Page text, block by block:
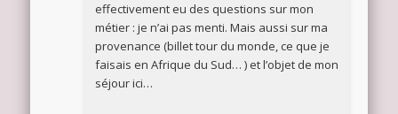
effectivement eu des questions sur mon
métier : je n’ai pas menti. Mais aussi sur ma
provenance (billet tour du monde, ce que je
faisais en Afrique du Sud… ) et l’objet de mon
séjour ici…